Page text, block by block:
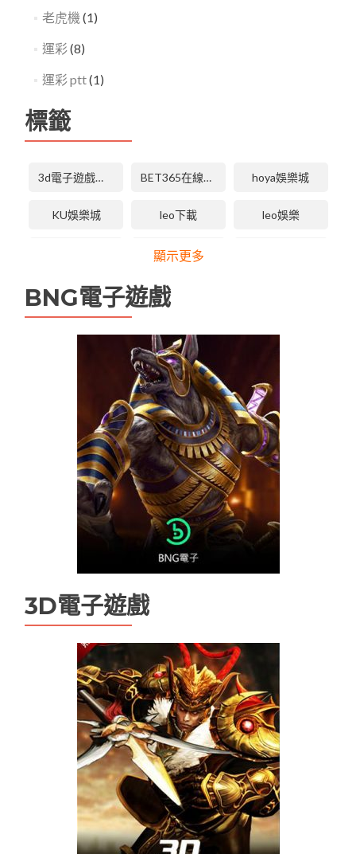
老虎機 (1)
運彩(8)
運彩 ptt(1)
標籤
3d電子遊戲技巧 BET365在線體育投注 hoya娛樂城
KU娛樂城 leo下載 leo娛樂
leo娛樂城維修 tha 3d電子
USDT娛樂城
九州娛樂leo
九州娛樂城 九州現金版 優塔娛樂城
優塔娛樂城無法登入 天下現金網 娛樂城
娛樂城app 娛樂城優惠 娛樂城排行
娛樂城詐騙
百家樂技巧
百家樂路單 百家樂遊戲
電子老虎機遊戲推薦 魔龍傳奇打法
顯示更多
BNG電子遊戲
3D電子遊戲